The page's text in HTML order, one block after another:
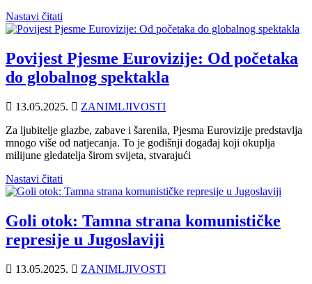
Nastavi čitati
Povijest Pjesme Eurovizije: Od početaka
do globalnog spektakla
13.05.2025.
ZANIMLJIVOSTI
Za ljubitelje glazbe, zabave i šarenila, Pjesma Eurovizije predstavlja
mnogo više od natjecanja. To je godišnji događaj koji okuplja
milijune gledatelja širom svijeta, stvarajući
Nastavi čitati
Goli otok: Tamna strana komunističke
represije u Jugoslaviji
13.05.2025.
ZANIMLJIVOSTI